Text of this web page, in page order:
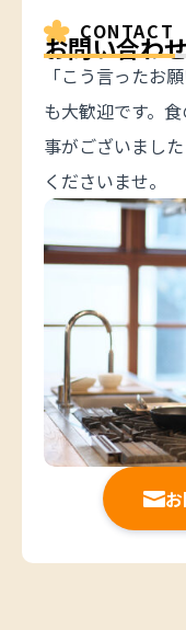
CONTACT
お問い合わ
「こう言ったお
も大歓迎です。
事がございまし
くださいませ。
